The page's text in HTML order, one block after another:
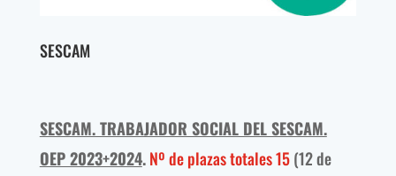
SESCAM
SESCAM. TRABAJADOR SOCIAL DEL SESCAM.
OEP 2023+2024. Nº de plazas totales 15(12 de